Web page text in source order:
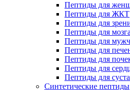
Пептиды для
Пептиды для ЖКТ
Пептиды для
Пептиды для
Пептиды для
Пептиды для
Пептиды для
Пептиды для
Пептиды для
Синтетические пептиды